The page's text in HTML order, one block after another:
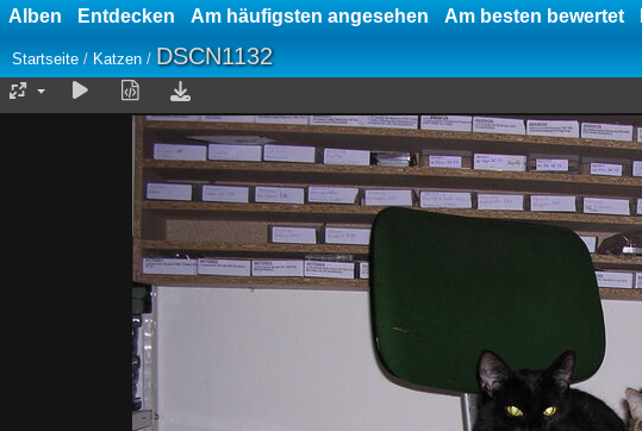
Alben Entdecken Am häufigsten angesehen Am besten bewertet
Startseite / Katzen / DSCN1132